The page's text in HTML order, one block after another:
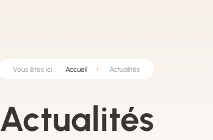
Vous êtes ici : Accueil Actualités
Actualités